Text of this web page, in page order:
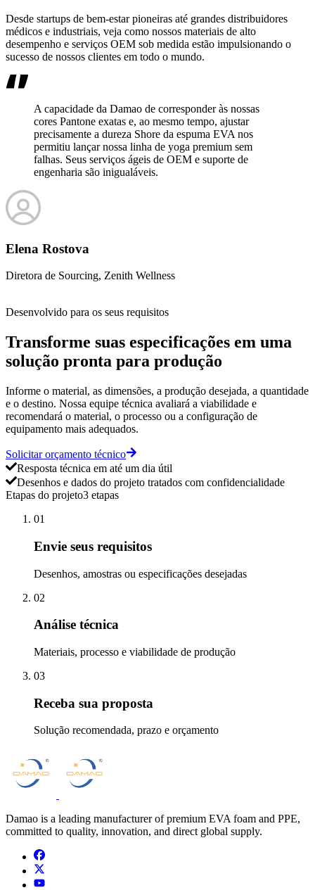
Desde startups de bem-estar pioneiras até grandes distribuidores
médicos e industriais, veja como nossos materiais de alto
desempenho e serviços OEM sob medida estão impulsionando o
sucesso de nossos clientes em todo o mundo.
A capacidade da Damao de corresponder às nossas
cores Pantone exatas e, ao mesmo tempo, ajustar
precisamente a dureza Shore da espuma EVA nos
permitiu lançar nossa linha de yoga premium sem
falhas. Seus serviços ágeis de OEM e suporte de
engenharia são inigualáveis.
Elena Rostova
Diretora de Sourcing, Zenith Wellness
Desenvolvido para os seus requisitos
Transforme suas especificações em uma
solução pronta para produção
Informe o material, as dimensões, a produção desejada, a quantidade
e o destino. Nossa equipe técnica avaliará a viabilidade e
recomendará o material, o processo ou a configuração de
equipamento mais adequados.
Solicitar orçamento técnico
Resposta técnica em até um dia útil
Desenhos e dados do projeto tratados com confidencialidade
Etapas do projeto3 etapas
01
Envie seus requisitos
Desenhos, amostras ou especificações desejadas
02
Análise técnica
Materiais, processo e viabilidade de produção
03
Receba sua proposta
Solução recomendada, prazo e orçamento
Damao is a leading manufacturer of premium EVA foam and PPE,
committed to quality, innovation, and direct global supply.
facebook
x
youtube